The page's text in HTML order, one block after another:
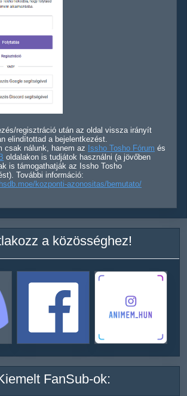
regisztráció után az oldal vissza irányít
elindítottad a bejelentkezést.
csak nálunk, hanem az Issho Tosho Fórum és
oldalakon is tudjátok használni (a jövőben
is támogathatják az Issho Tosho
További információ:
kozponti-azonositas/bemutato/
a közösséghez!
FanSub-ok: